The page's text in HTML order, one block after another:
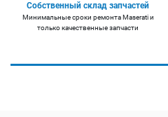
Собственный склад запчастей
Минимальные сроки ремонта Maserati и
только качественные запчасти